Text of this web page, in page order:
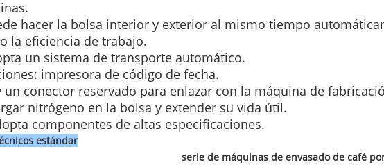
hacer la bolsa interior y exterior al mismo tiempo
la eficiencia de trabajo.
un sistema de transporte automático.
impresora de código de fecha.
un conector reservado para enlazar con la máquina de
nitrógeno en la bolsa y extender su vida útil.
componentes de altas especificaciones.
estándar
serie de máquinas de envasado de café